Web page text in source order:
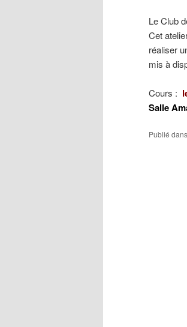
Le Club
Cet
réaliser
mis à
Cours :
Salle
Publié dans